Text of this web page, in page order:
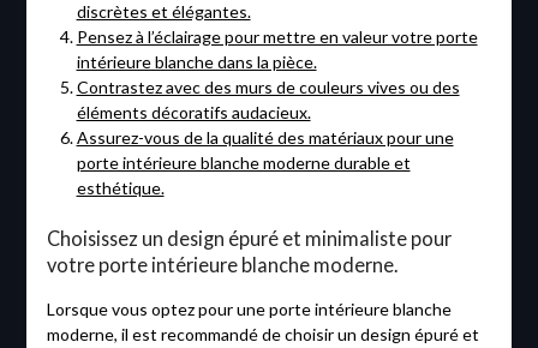
discrètes et élégantes.
Pensez à l’éclairage pour mettre en valeur votre porte
intérieure blanche dans la pièce.
Contrastez avec des murs de couleurs vives ou des
éléments décoratifs audacieux.
Assurez-vous de la qualité des matériaux pour une
porte intérieure blanche moderne durable et
esthétique.
Choisissez un design épuré et minimaliste pour
votre porte intérieure blanche moderne.
Lorsque vous optez pour une porte intérieure blanche
moderne, il est recommandé de choisir un design épuré et